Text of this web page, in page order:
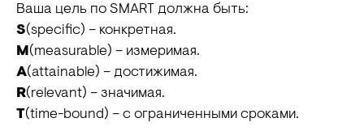
Ваша цель по SMART должна быть:
S(specific) – конкретная.
М (measurable) – измеримая.
A(attainable) – достижимая.
R(relevant) – значимая.
T(time-bound) – с ограниченными сроками.